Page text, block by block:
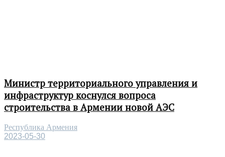
Министр территориального управления и
инфраструктур коснулся вопроса
строительства в Армении новой АЭС
Республика Армения
2023-05-30